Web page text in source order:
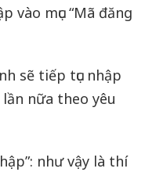
vào mục “Mã đăng
sẽ tiếp tục nhập
nữa theo yêu
như vậy là thí